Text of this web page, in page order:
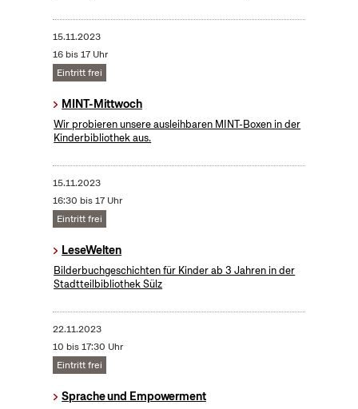
15.11.2023
16 bis 17 Uhr
Eintritt frei
MINT-Mittwoch
Wir probieren unsere ausleihbaren MINT-Boxen in der
Kinderbibliothek aus.
15.11.2023
16:30 bis 17 Uhr
Eintritt frei
LeseWelten
Bilderbuchgeschichten für Kinder ab 3 Jahren in der
Stadtteilbibliothek Sülz
22.11.2023
10 bis 17:30 Uhr
Eintritt frei
Sprache und Empowerment